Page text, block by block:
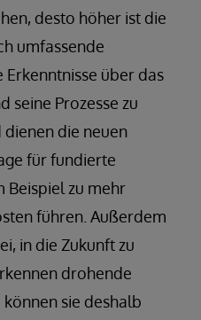
desto höher ist die
umfassende
über das
seine Prozesse zu
die neuen
für fundierte
Beispiel zu mehr
führen. Außerdem
in die Zukunft zu
drohende
sie deshalb